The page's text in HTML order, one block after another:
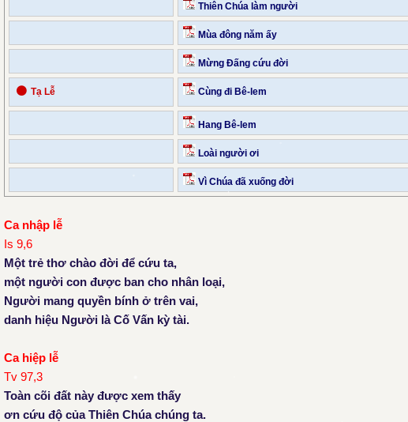
Thiên Chúa làm người
Mùa đông năm ấy
Mừng Đấng cứu đời
⚫ Tạ Lễ Cùng đi Bê-lem
Hang Bê-lem
Loài người ơi
Vì Chúa đã xuống đời
Ca nhập lễ
Is 9,6
Một trẻ thơ chào đời để cứu ta,
một người con được ban cho nhân loại,
Người mang quyền bính ở trên vai,
danh hiệu Người là Cố Vấn kỳ tài.
Ca hiệp lễ
Tv 97,3
Toàn cõi đất này được xem thấy
ơn cứu độ của Thiên Chúa chúng ta.